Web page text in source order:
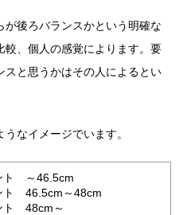
が後ろバランスかという明確な
較、個人の感覚によります。要
スと思うかはその人によるとい
なイメージでいます。
ト ～46.5cm
46.5cm～48cm
ト 48cm～